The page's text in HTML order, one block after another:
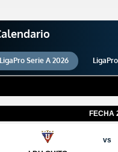
LigaPro Serie A 2026